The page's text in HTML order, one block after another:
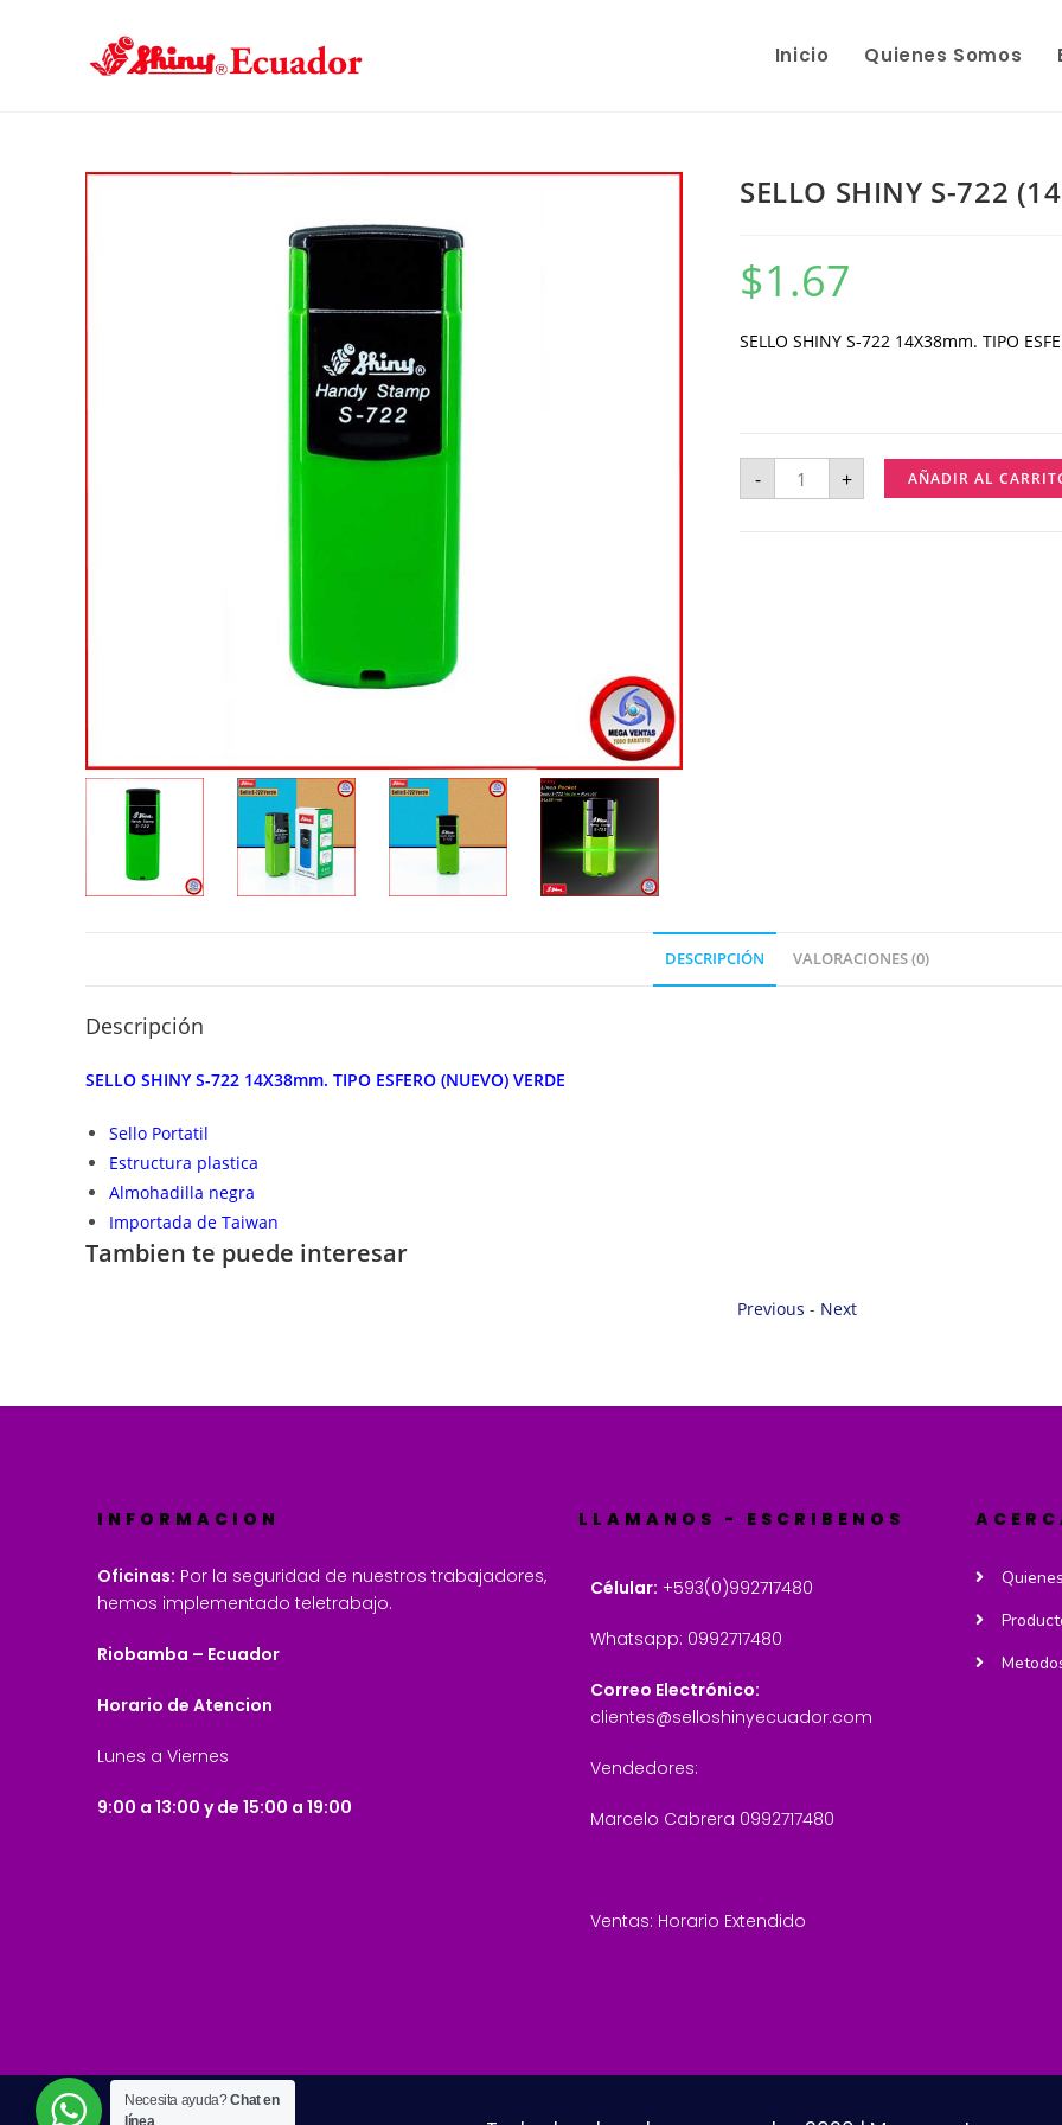
Inicio Quienes Somos
SELLO SHINY S-722
$1.67
SELLO SHINY S-722 14X38mm. TIPO
- + AÑADIR AL
DESCRIPCIÓN VALORACIONES (0)
Descripción
SELLO SHINY S-722 14X38mm. TIPO ESFERO (NUEVO) VERDE
Sello Portatil
Estructura plastica
Almohadilla negra
Importada de Taiwan
Tambien te puede interesar
Previous - Next
INFORMACION
Oficinas: Por la seguridad de nuestros trabajadores,
hemos implementado teletrabajo.
Riobamba – Ecuador
Horario de Atencion
Lunes a Viernes
9:00 a 13:00 y de 15:00 a 19:00
LLAMANOS - ESCRIBENOS
Célular: +593(0)992717480
Whatsapp: 0992717480
Correo Electrónico:
clientes@selloshinyecuador.com
Vendedores:
Marcelo Cabrera 0992717480
Ventas: Horario Extendido
Necesita ayuda?Chat en
línea